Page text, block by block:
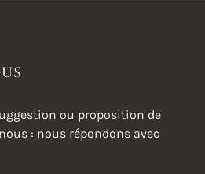
ou proposition de
: nous répondons avec